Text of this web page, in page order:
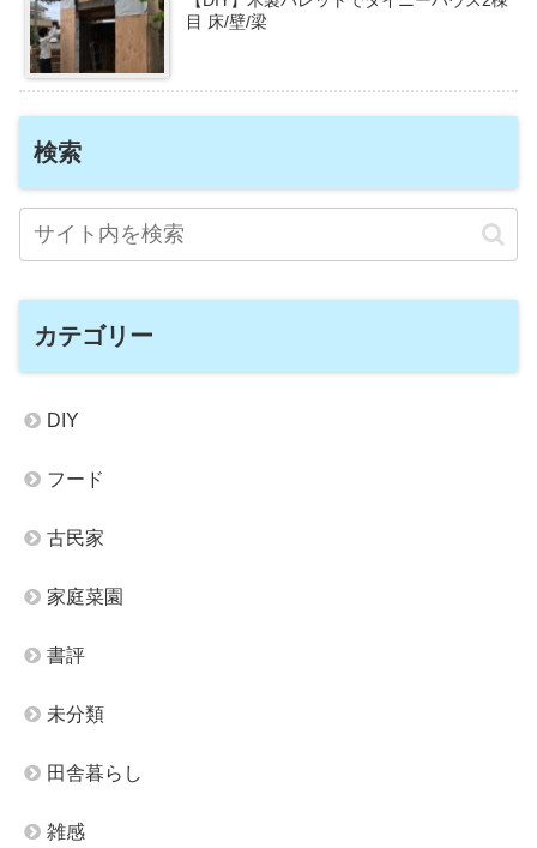
目 床/壁/梁
検索
カテゴリー
DIY
フード
古民家
家庭菜園
書評
未分類
田舎暮らし
雑感